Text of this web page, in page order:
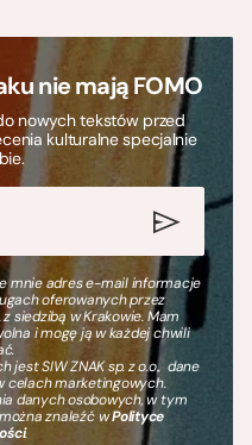
nie mają FOMO
nowych tekstów przed
kulturalne specjalnie
mnie adres e-mail informacje
oferowanych przez
siedzibą w Krakowie. Mam
i mogę ją w każdej chwili
SIW ZNAK sp. z o.o., dane
celach marketingowych.
danych osobowych, w tym
znaleźć wPolityce
.